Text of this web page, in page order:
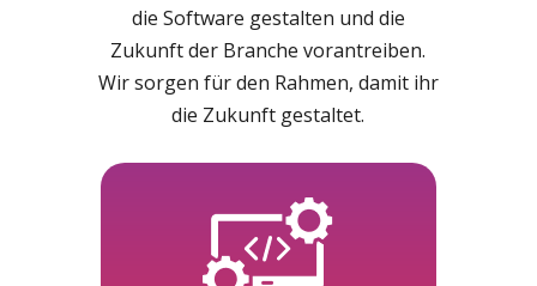
die Software gestalten und die
Zukunft der Branche vorantreiben.
Wir sorgen für den Rahmen, damit ihr
die Zukunft gestaltet.